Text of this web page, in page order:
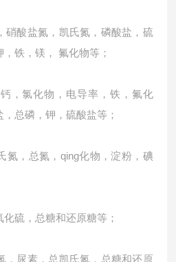
硝酸盐氮，凯氏氮，磷酸盐，硫
铁，镁， 氟化物等；
，氯化物，电导率，铁，氟化
总磷，钾，硫酸盐等；
氮，总氮，qing化物，淀粉，碘
硫，总糖和还原糖等；
，尿素，总凯氏氮，总糖和还原